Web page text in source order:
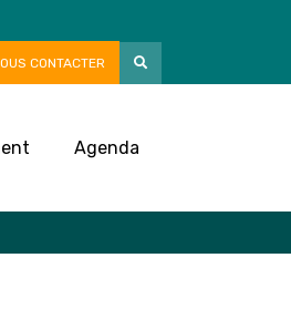
CONTACTER
Agenda